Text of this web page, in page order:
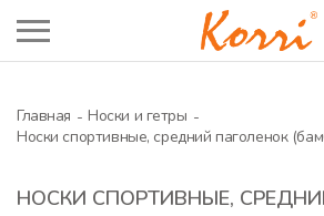
Главная
Носки и гетры
Носки спортивные, средний паголенок
НОСКИ СПОРТИВНЫЕ,